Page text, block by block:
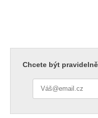
Chcete být